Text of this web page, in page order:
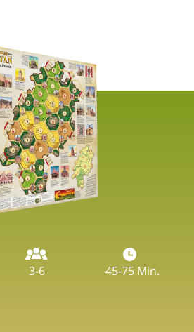
3-6 45-75 Min.